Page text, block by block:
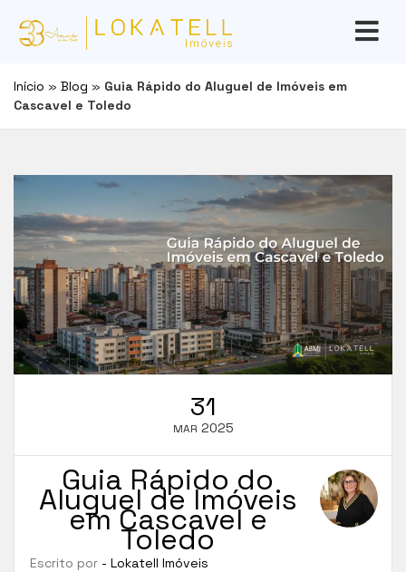
Início » Blog » Guia Rápido do Aluguel de Imóveis em
Cascavel e Toledo
31
MAR 2025
Guia Rápido do
Aluguel de Imóveis
em Cascavel e
Toledo
Escrito por - Lokatell Imóveis